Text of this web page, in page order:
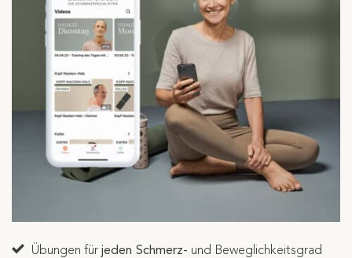
Übungen für jeden Schmerz- und Beweglichkeitsgrad